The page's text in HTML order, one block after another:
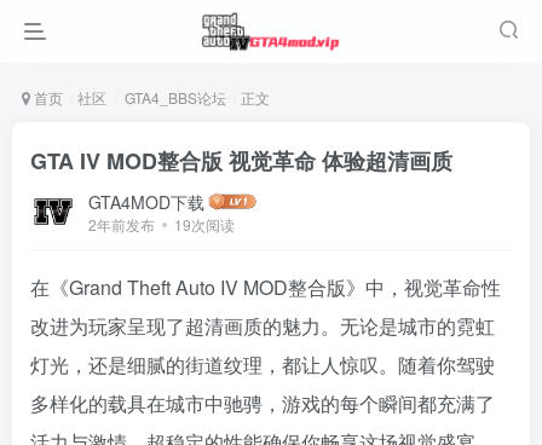
首页 社区 GTA4_BBS论坛 正文
GTA IV MOD整合版 视觉革命 体验超清画质
GTA4MOD下载
2年前发布 19次阅读
在《Grand Theft Auto IV MOD整合版》中，视觉革命性
改进为玩家呈现了超清画质的魅力。无论是城市的霓虹
灯光，还是细腻的街道纹理，都让人惊叹。随着你驾驶
多样化的载具在城市中驰骋，游戏的每个瞬间都充满了